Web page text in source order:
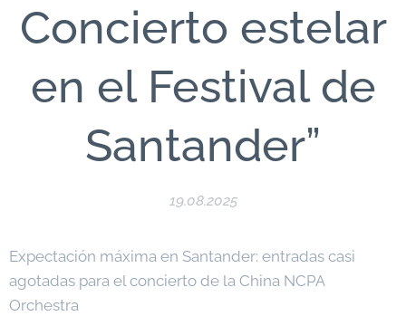
Concierto estelar
en el Festival de
Santander”
19.08.2025
Expectación máxima en Santander: entradas casi
agotadas para el concierto de la China NCPA
Orchestra